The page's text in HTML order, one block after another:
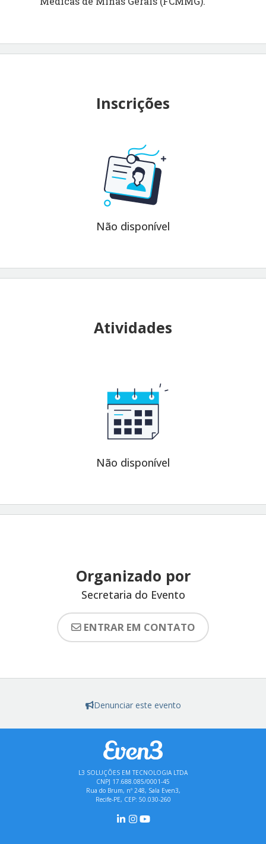
Inscrições
Não disponível
Atividades
Não disponível
Organizado por
Secretaria do Evento
ENTRAR EM CONTATO
Denunciar este evento
L3 SOLUÇÕES EM TECNOLOGIA LTDA
CNPJ 17.688.085/0001-45
Rua do Brum, nº 248, Sala Even3,
Recife-PE, CEP: 50.030-260